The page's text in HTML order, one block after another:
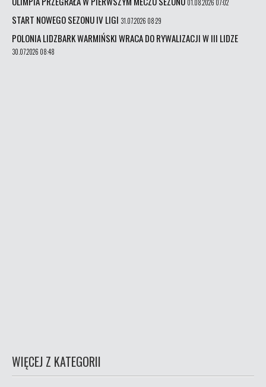
01.08.2026 07:02
START NOWEGO SEZONU IV LIGI 31.07.2026 08:29
POLONIA LIDZBARK WARMIŃSKI WRACA DO RYWALIZACJI W III LIDZE
30.07.2026 08:48
WIĘCEJ Z KATEGORII